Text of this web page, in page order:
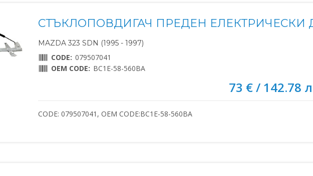
СТЪКЛОПОВДИГАЧ ПРЕДЕН ЕЛЕКТРИЧЕСКИ
MAZDA 323 SDN (1995 - 1997)
CODE: 079507041
OEM CODE: BC1E-58-560BA
73 € / 142.78
CODE: 079507041, OEM CODE:BC1E-58-560BA